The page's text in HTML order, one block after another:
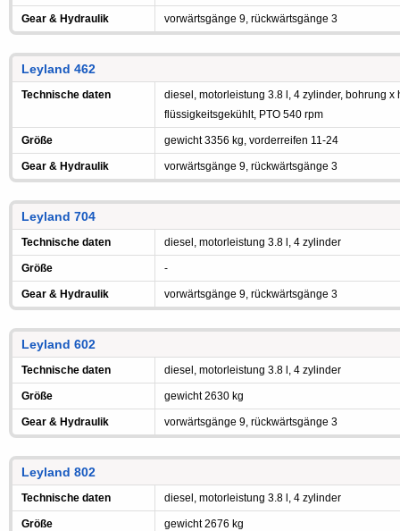
Gear & Hydraulik vorwärtsgänge 9, rückwärtsgänge 3
Leyland 462
Technische daten
diesel, motorleistung 3.8 l, 4 zylinder, bohrung x
flüssigkeitsgekühlt, PTO 540 rpm
Größe gewicht 3356 kg, vorderreifen 11-24
Gear & Hydraulik vorwärtsgänge 9, rückwärtsgänge 3
Leyland 704
Technische daten diesel, motorleistung 3.8 l, 4 zylinder
Größe -
Gear & Hydraulik vorwärtsgänge 9, rückwärtsgänge 3
Leyland 602
Technische daten diesel, motorleistung 3.8 l, 4 zylinder
Größe gewicht 2630 kg
Gear & Hydraulik vorwärtsgänge 9, rückwärtsgänge 3
Leyland 802
Technische daten diesel, motorleistung 3.8 l, 4 zylinder
Größe gewicht 2676 kg